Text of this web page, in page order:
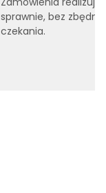
sprawnie, bez
czekania.